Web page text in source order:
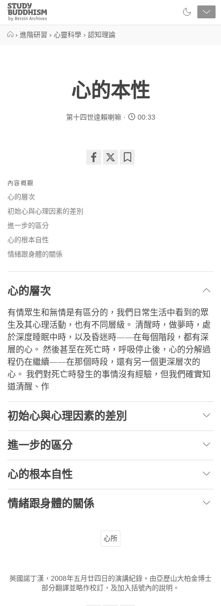
Close
Study
Buddhism
› 進階研習 › 心靈科學 › 認知理論
心的本性
第十四世達賴喇嘛 00:33
內容概觀
心的層次
初始心與心理因素的差別
進一步的區分
心的根本自性
情緒跟身體的關係
心的層次
有情眾生和無情是有區分的，我們日常生活中看到的眾
生及其心理活動，也有不同層級。 清醒時，做夢時，處
於深度睡眠中時，以及昏迷時——在每個階段，都有深
層的心。 然後甚至在死亡時，呼吸停止後，心的分解過
程仍在繼續——在那個時段，還有另一個更深層次的
心。 我們對死亡時發生的事情沒有經驗，但我們確實知
道清醒、作
初始心與心理因素的差別
進一步的區分
心的根本自性
情緒跟身體的關係
心所
英國諾丁漢，2008年五月廿四日的演講紀錄。由亞歷山大柏金博士
部分翻譯並略作校訂，及加入括號內的說明。